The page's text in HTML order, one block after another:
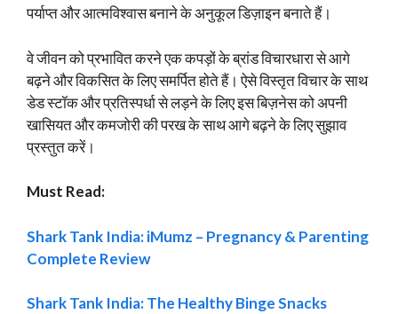
पर्याप्त और आत्मविश्वास बनाने के अनुकूल डिज़ाइन बनाते हैं।
वे जीवन को प्रभावित करने एक कपड़ों के ब्रांड विचारधारा से आगे
बढ़ने और विकसित के लिए समर्पित होते हैं। ऐसे विस्तृत विचार के साथ
डेड स्टॉक और प्रतिस्पर्धा से लड़ने के लिए इस बिज़नेस को अपनी
खासियत और कमजोरी की परख के साथ आगे बढ़ने के लिए सुझाव
प्रस्तुत करें।
Must Read:
Shark Tank India: iMumz – Pregnancy & Parenting
Complete Review
Shark Tank India: The Healthy Binge Snacks